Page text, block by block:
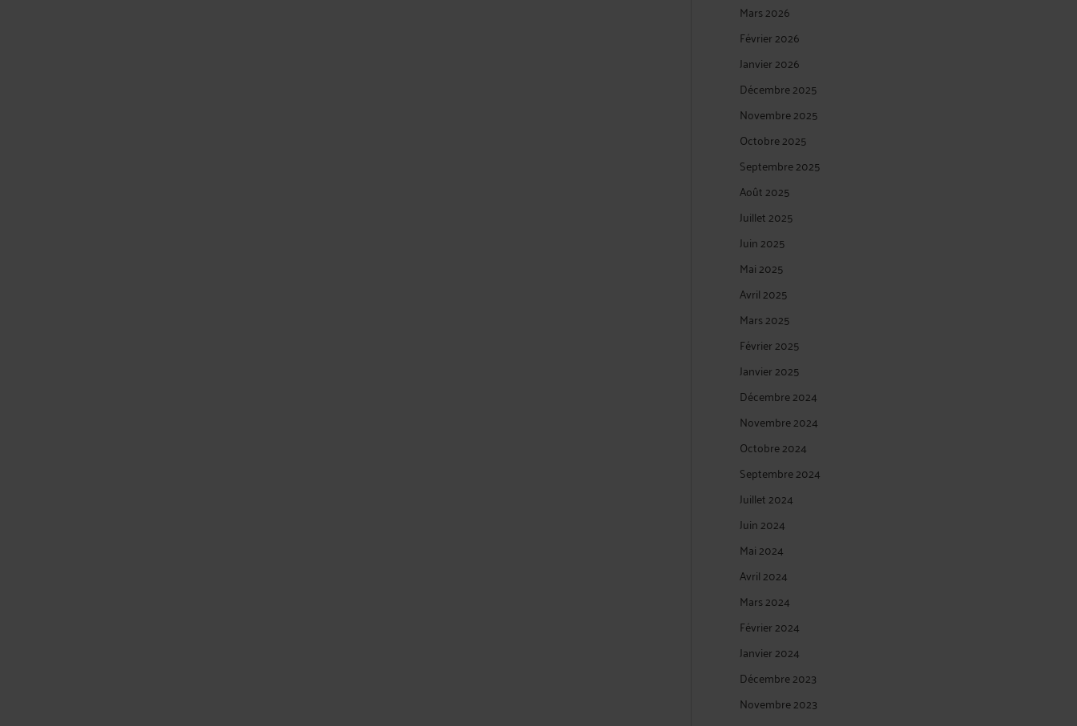
Mars 2026
Février 2026
Janvier 2026
Décembre 2025
Novembre 2025
Octobre 2025
Septembre 2025
Août 2025
Juillet 2025
Juin 2025
Mai 2025
Avril 2025
Mars 2025
Février 2025
Janvier 2025
Décembre 2024
Novembre 2024
Octobre 2024
Septembre 2024
Juillet 2024
Juin 2024
Mai 2024
Avril 2024
Mars 2024
Février 2024
Janvier 2024
Décembre 2023
Novembre 2023